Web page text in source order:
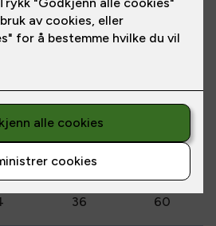
om den står sammen med en
De plasseres foran gravsteinen,
som steinen. Den holder ugresset
/ NOK 1,716 pr. mnd.*
over 12 mnd.
36 60